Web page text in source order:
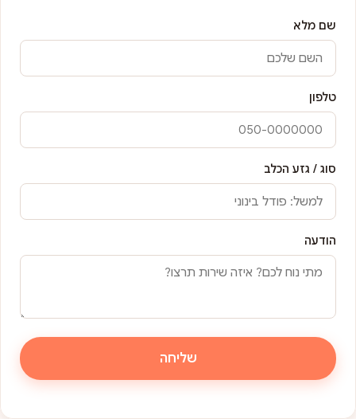
שם מלא
טלפון
סוג / גזע הכלב
הודעה
שליחה